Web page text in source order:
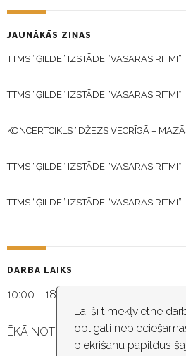
Lai šī tīmekļvietne
obligāti
piekrišanu papildus
JAUNĀKĀS ZIŅAS
TTMS “ĢILDE” IZSTĀDE “VASARAS RITMI”
TTMS “ĢILDE” IZSTĀDE “VASARAS RITMI”
KONCERTCIKLS “DŽEZS VECRĪGĀ –
TTMS “ĢILDE” IZSTĀDE “VASARAS RITMI”
TTMS “ĢILDE” IZSTĀDE “VASARAS RITMI”
DARBA LAIKS
10:00 - 18:30
ĒKĀ NOTIEK VIDEO